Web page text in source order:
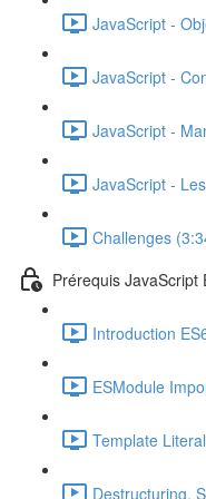
JavaScript -
JavaScript -
JavaScript -
JavaScript -
Challenges
Prérequis JavaScript
Introduction
ESModule
Template
Destructuring,